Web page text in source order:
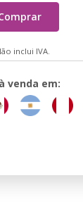
inclui IVA.
venda em: